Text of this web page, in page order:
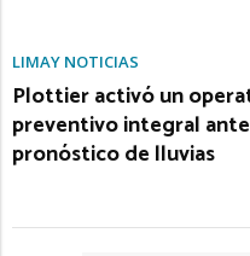
LIMAY NOTICIAS
Plottier activó un
preventivo integral
pronóstico de lluvias